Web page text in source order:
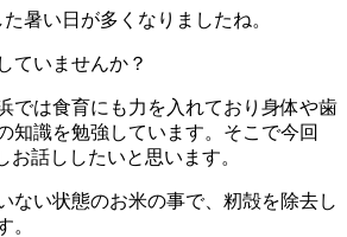
暑い日が多くなりましたね。
ていませんか？
では食育にも力を入れており身体や歯
知識を勉強しています。そこで今回
お話ししたいと思います。
ない状態のお米の事で、籾殻を除去し
。